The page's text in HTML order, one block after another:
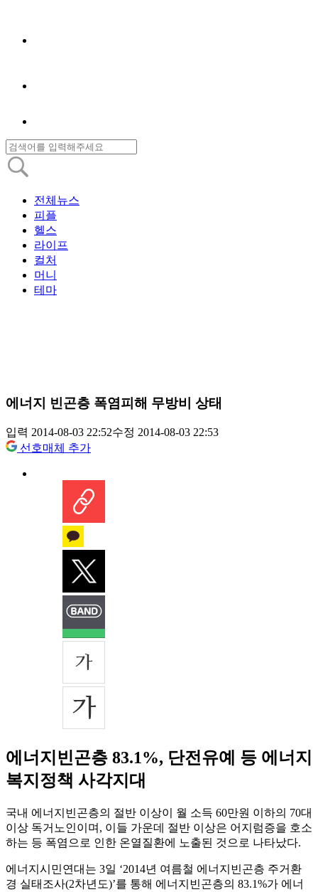
전체뉴스
피플
헬스
라이프
컬처
머니
테마
에너지 빈곤층 폭염피해 무방비 상태
입력 2014-08-03 22:52수정 2014-08-03 22:53
선호매체 추가
에너지빈곤층 83.1%, 단전유예 등 에너지
복지정책 사각지대
국내 에너지빈곤층의 절반 이상이 월 소득 60만원 이하의 70대
이상 독거노인이며, 이들 가운데 절반 이상은 어지럼증을 호소
하는 등 폭염으로 인한 온열질환에 노출된 것으로 나타났다.
에너지시민연대는 3일 ‘2014년 여름철 에너지빈곤층 주거환
경 실태조사(2차년도)’를 통해 에너지빈곤층의 83.1%가 에너